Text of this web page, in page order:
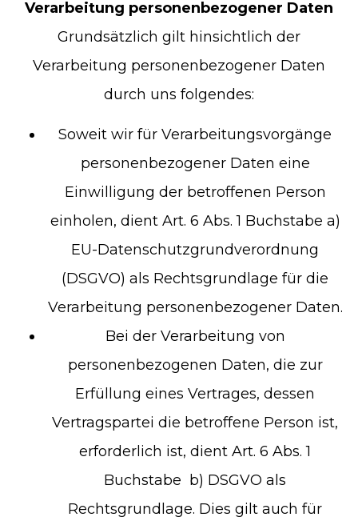
Verarbeitung personenbezogener Daten
Grundsätzlich gilt hinsichtlich der
Verarbeitung personenbezogener Daten
durch uns folgendes:
Soweit wir für Verarbeitungsvorgänge
personenbezogener Daten eine
Einwilligung der betroffenen Person
einholen, dient Art. 6 Abs. 1 Buchstabe a)
EU-Datenschutzgrundverordnung
(DSGVO) als Rechtsgrundlage für die
Verarbeitung personenbezogener Daten.
Bei der Verarbeitung von
personenbezogenen Daten, die zur
Erfüllung eines Vertrages, dessen
Vertragspartei die betroffene Person ist,
erforderlich ist, dient Art. 6 Abs. 1
Buchstabe b) DSGVO als
Rechtsgrundlage. Dies gilt auch für